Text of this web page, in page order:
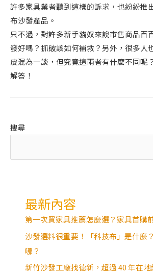
許多家具業者聽到這樣的訴求，也紛紛推
布沙發產品。
只不過，對許多新手貓奴來說市售商品百
發好嗎？抓破該如何補救？另外，很多人
皮混為一談，但究竟這兩者有什麼不同呢
解答！
搜尋
最新內容
第一次買家具推薦怎麼選？家具首購
沙發選料很重要！「科技布」是什麼
哪？
新竹沙發工廠找德新，超過 40 年在